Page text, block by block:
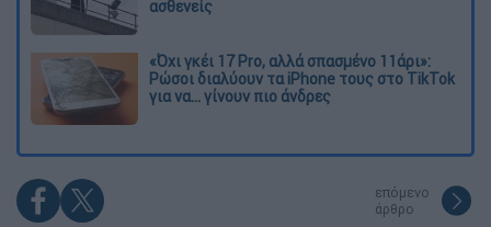
ασθενείς
«Όχι γκέι 17 Pro, αλλά σπασμένο 11άρι»:
Ρώσοι διαλύουν τα iPhone τους στο TikTok
για να... γίνουν πιο άνδρες
επόμενο
άρθρο